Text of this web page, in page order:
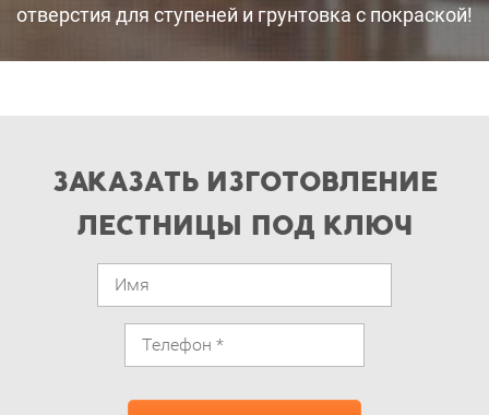
отверстия для ступеней и грунтовка с покраской!
ЗАКАЗАТЬ ИЗГОТОВЛЕНИЕ
ЛЕСТНИЦЫ ПОД КЛЮЧ